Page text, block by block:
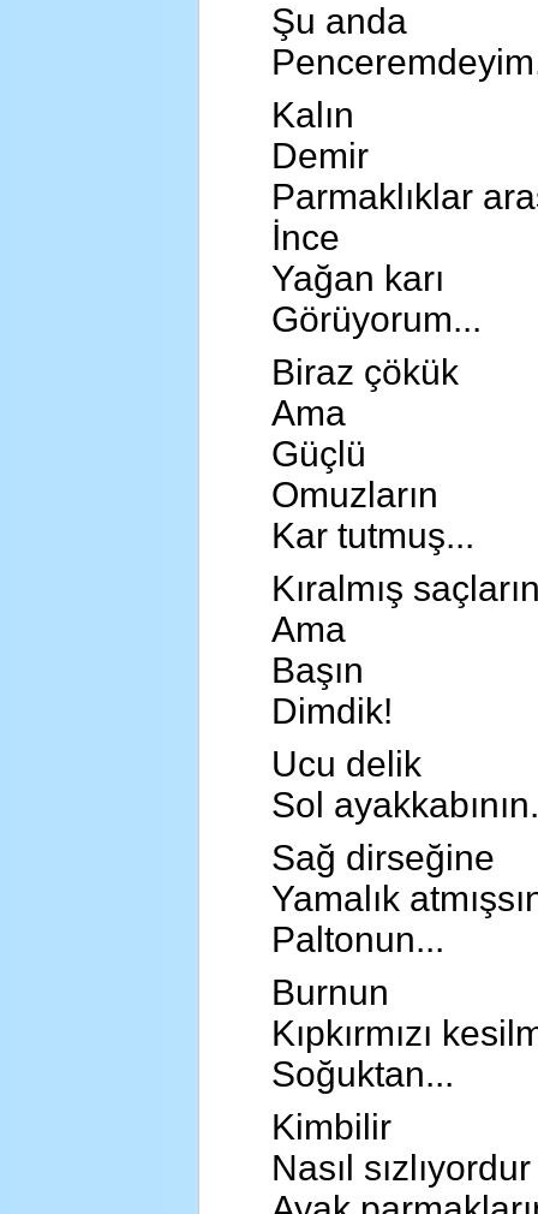
Şu anda
Kalın
Demir
Parmaklıklar
İnce
Yağan karı
Görüyorum...
Biraz çökük
Ama
Güçlü
Omuzların
Kar tutmuş...
Kıralmış
Ama
Başın
Dimdik!
Ucu delik
Sol
Sağ dirseğine
Yamalık
Paltonun...
Burnun
Kıpkırmızı
Soğuktan...
Kimbilir
Nasıl sızlıyordur